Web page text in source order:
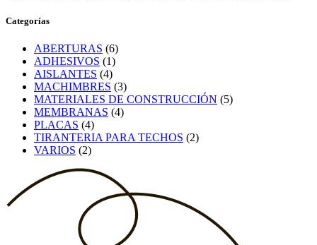
Categorías
ABERTURAS (6)
ADHESIVOS (1)
AISLANTES (4)
MACHIMBRES (3)
MATERIALES DE CONSTRUCCIÓN (5)
MEMBRANAS (4)
PLACAS (4)
TIRANTERIA PARA TECHOS (2)
VARIOS (2)